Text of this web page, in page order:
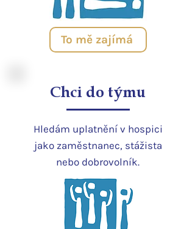
To mě zajímá
Chci do týmu
Hledám uplatnění v hospici
jako zaměstnanec, stážista
nebo dobrovolník.